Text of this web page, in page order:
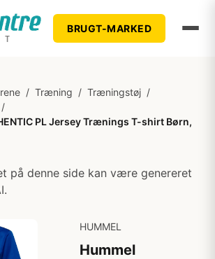
BRUGT-MARKED
/ Træning / Træningstøj /
/
PL Jersey Trænings T-shirt Børn,
på denne side kan være genereret
HUMMEL
Hummel